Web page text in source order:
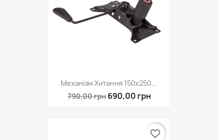
Механізм Хитання 150х250...
790,00 грн 690,00 грн
favorite_border